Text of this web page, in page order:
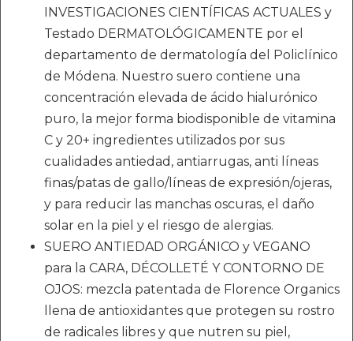
INVESTIGACIONES CIENTÍFICAS ACTUALES y
Testado DERMATOLÓGICAMENTE por el
departamento de dermatología del Policlínico
de Módena. Nuestro suero contiene una
concentración elevada de ácido hialurónico
puro, la mejor forma biodisponible de vitamina
C y 20+ ingredientes utilizados por sus
cualidades antiedad, antiarrugas, anti líneas
finas/patas de gallo/líneas de expresión/ojeras,
y para reducir las manchas oscuras, el daño
solar en la piel y el riesgo de alergias.
SUERO ANTIEDAD ORGÁNICO y VEGANO
para la CARA, DÉCOLLETÉ Y CONTORNO DE
OJOS: mezcla patentada de Florence Organics
llena de antioxidantes que protegen su rostro
de radicales libres y que nutren su piel,